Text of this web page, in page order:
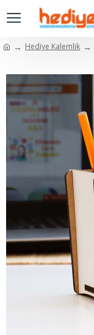
Hediye Kalemlik